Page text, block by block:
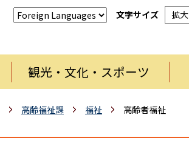
文字サイズ 拡大
観光・文化・スポーツ
高齢福祉課 福祉 高齢者福祉